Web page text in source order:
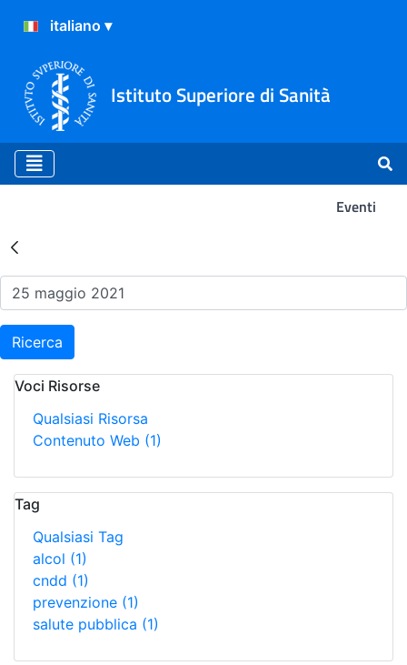
Istituto Superiore di Sanità
Eventi
Risultati della Ricerca -
Ricerca
Voci Risorse
Qualsiasi Risorsa
Contenuto Web (1)
Tag
Qualsiasi Tag
alcol (1)
cndd (1)
prevenzione (1)
salute pubblica (1)